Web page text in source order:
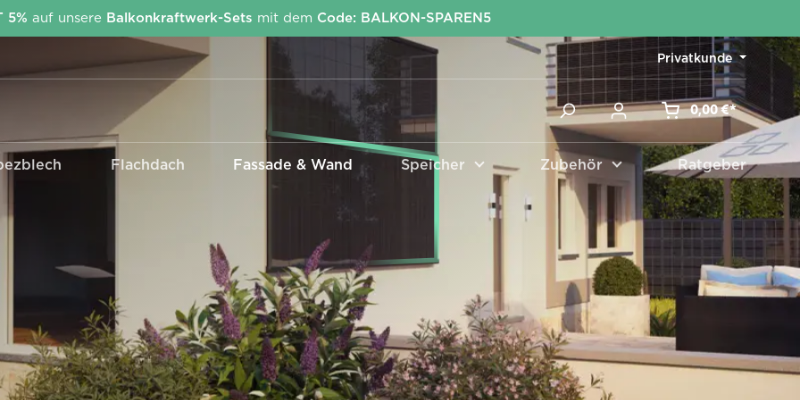
5% auf unsere Balkonkraftwerk-Sets mit dem Code: BALKON-SPAREN5
Privatkunde
0,00 €*
Flachdach Fassade & Wand Speicher Zubehör Ratgeber
Verlängerungen